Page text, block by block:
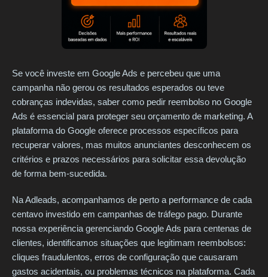
Se você investe em Google Ads e percebeu que uma
campanha não gerou os resultados esperados ou teve
cobranças indevidas, saber como pedir reembolso no Google
Ads é essencial para proteger seu orçamento de marketing. A
plataforma do Google oferece processos específicos para
recuperar valores, mas muitos anunciantes desconhecem os
critérios e prazos necessários para solicitar essa devolução
de forma bem-sucedida.
Na Adleads, acompanhamos de perto a performance de cada
centavo investido em campanhas de tráfego pago. Durante
nossa experiência gerenciando Google Ads para centenas de
clientes, identificamos situações que legitimam reembolsos:
cliques fraudulentos, erros de configuração que causaram
gastos acidentais, ou problemas técnicos na plataforma. Cada